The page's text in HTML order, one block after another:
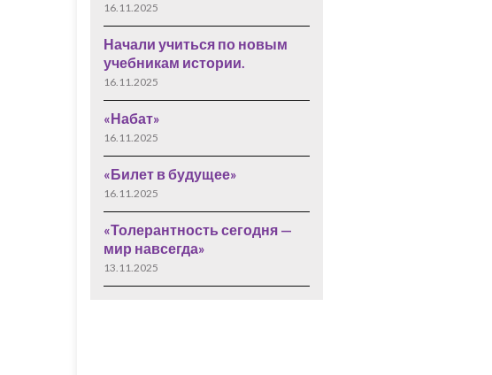
16.11.2025
Начали учиться по новым
учебникам истории.
16.11.2025
«Набат»
16.11.2025
«Билет в будущее»
16.11.2025
«Толерантность сегодня —
мир навсегда»
13.11.2025